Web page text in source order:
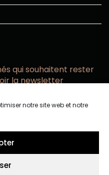
notre site web et notre
qui souhaitent rester
la newsletter